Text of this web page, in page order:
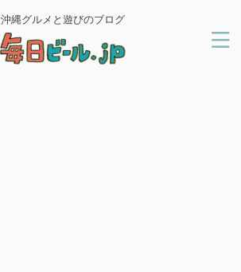
沖縄グルメと遊びのブログ